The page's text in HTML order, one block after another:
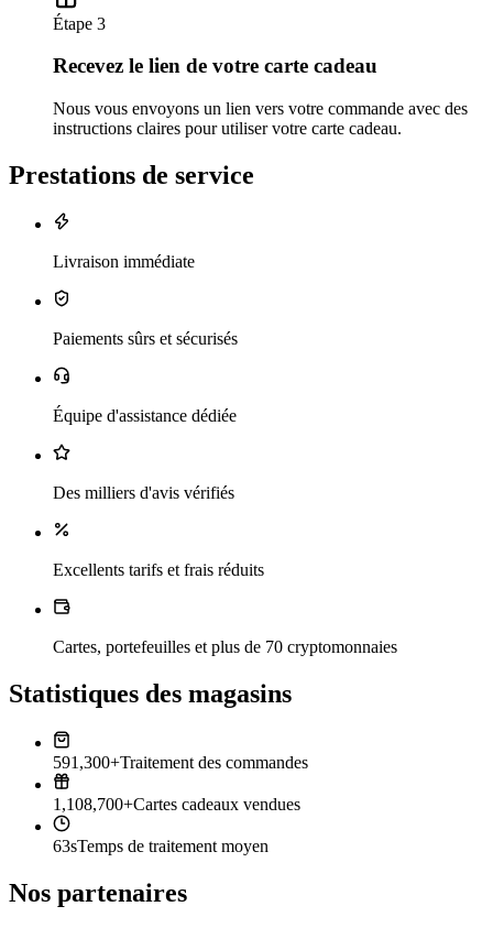
Étape 3
Recevez le lien de votre carte cadeau
Nous vous envoyons un lien vers votre commande avec des
instructions claires pour utiliser votre carte cadeau.
Prestations de service
Livraison immédiate
Paiements sûrs et sécurisés
Équipe d'assistance dédiée
Des milliers d'avis vérifiés
Excellents tarifs et frais réduits
Cartes, portefeuilles et plus de 70 cryptomonnaies
Statistiques des magasins
591,300+Traitement des commandes
1,108,700+Cartes cadeaux vendues
63sTemps de traitement moyen
Nos partenaires